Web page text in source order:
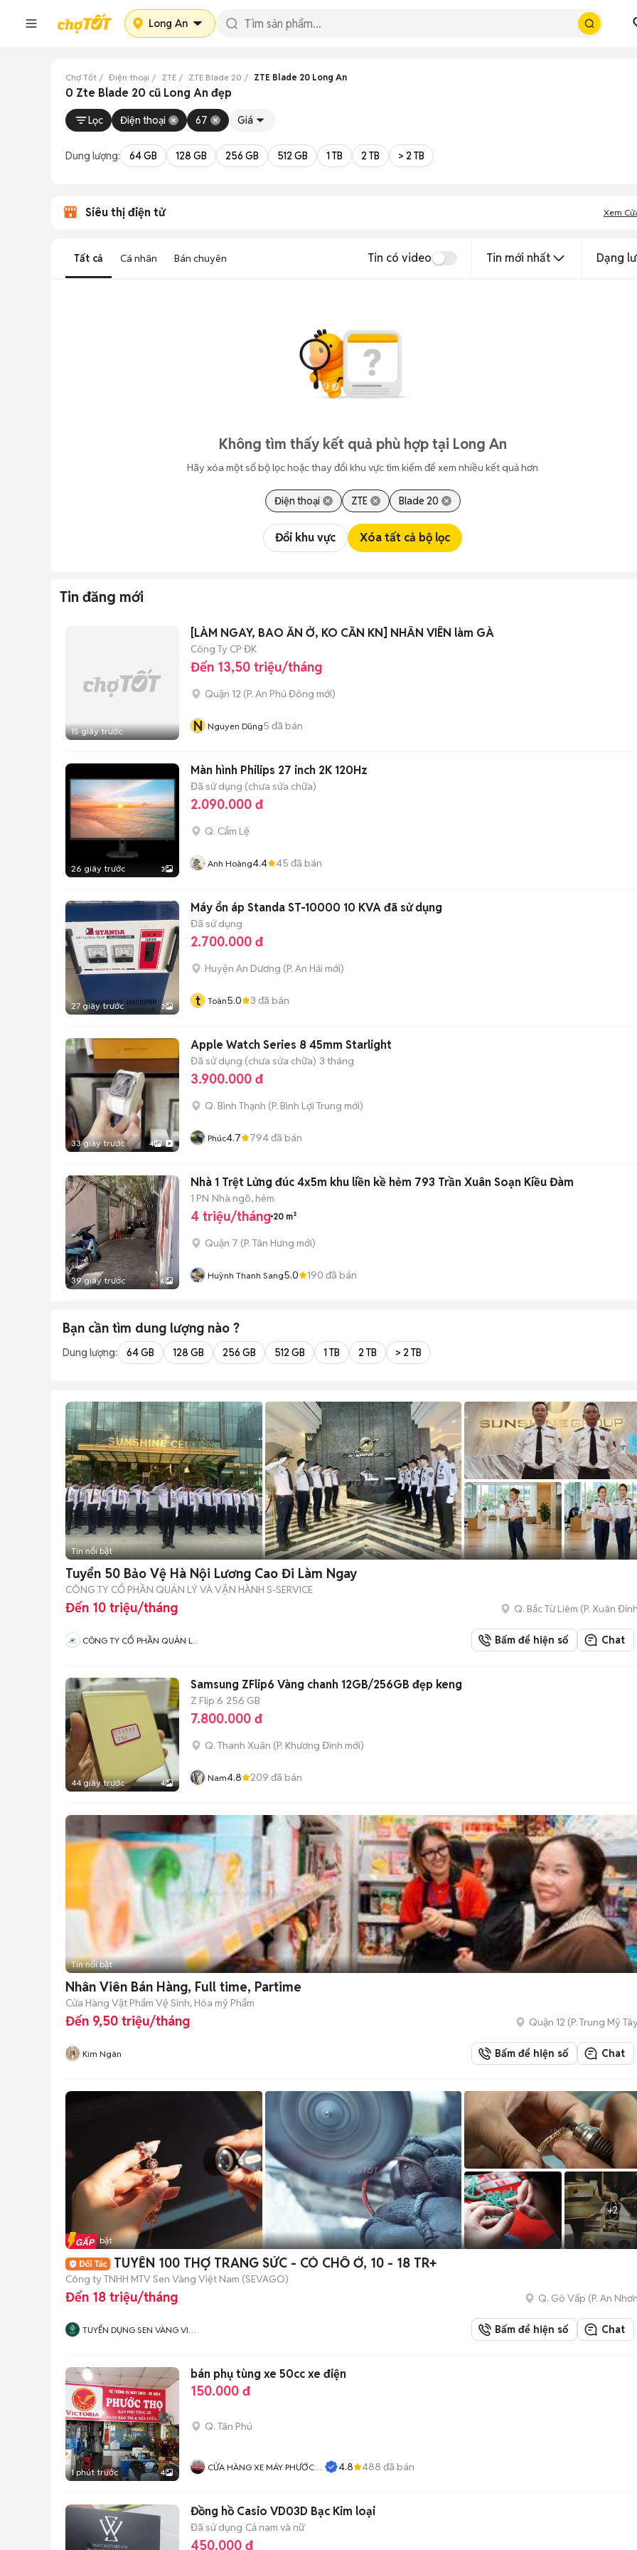
Long An
Chợ Tốt Điện thoại ZTE ZTE Blade 20 ZTE Blade 20 Long An
0 Zte Blade 20 cũ Long An đẹp
Lọc Điện thoại 67 Giá
Dung lượng: 64 GB 128 GB 256 GB 512 GB 1 TB 2 TB > 2 TB
Siêu thị điện tử Xem
Tất cả Cá nhân Bán chuyên Tin có video Tin mới nhất Dạng
Không tìm thấy kết quả phù hợp tại Long An
Hãy xóa một số bộ lọc hoặc thay đổi khu vực tìm kiếm để xem nhiều kết quả hơn
Điện thoại ZTE Blade 20
Đổi khu vực Xóa tất cả bộ lọc
Tin đăng mới
15 giây trước
[LÀM NGAY, BAO ĂN Ở, KO CẦN KN] NHÂN VIÊN làm GÀ
Công Ty CP ĐK
Đến 13,50 triệu/tháng
Quận 12 (P. An Phú Đông mới)
N Nguyen Dũng5 đã bán
26 giây trước 3
Màn hình Philips 27 inch 2K 120Hz
Đã sử dụng (chưa sửa chữa)
2.090.000 đ
Q. Cẩm Lệ
Anh Hoàng4.4 45 đã bán
27 giây trước 3
Máy ổn áp Standa ST-10000 10 KVA đã sử dụng
Đã sử dụng
2.700.000 đ
Huyện An Dương (P. An Hải mới)
t Toàn5.0 3 đã bán
33 giây trước 4
Apple Watch Series 8 45mm Starlight
Đã sử dụng (chưa sửa chữa) 3 tháng
3.900.000 đ
Q. Bình Thạnh (P. Bình Lợi Trung mới)
Phúc4.7 794đã bán
39 giây trước 6
Nhà 1 Trệt Lửng đúc 4x5m khu liền kề hẻm 793 Trần Xuân Soạn Kiều Đàm
1 PN Nhà ngõ, hẻm
4 triệu/tháng 20 m²
Quận 7 (P. Tân Hưng mới)
Huỳnh Thanh Sang5.0 190 đã bán
Bạn cần tìm dung lượng nào ?
Dung lượng: 64 GB 128 GB 256 GB 512 GB 1 TB 2 TB > 2 TB
Tin nổi bật
Tuyển 50 Bảo Vệ Hà Nội Lương Cao Đi Làm Ngay
CÔNG TY CỔ PHẦN QUẢN LÝ VÀ VẬN HÀNH S-SERVICE
Đến 10 triệu/tháng Q. Bắc Từ Liêm (P. Xuân
CÔNG TY CỔ PHẦN QUẢN LÝ
Bấm để hiện số Chat
44 giây trước 4
Samsung ZFlip6 Vàng chanh 12GB/256GB đẹp keng
Z Flip 6 256 GB
7.800.000 đ
Q. Thanh Xuân (P. Khương Đình mới)
Nam4.8 209 đã bán
Tin nổi bật
Nhân Viên Bán Hàng, Full time, Partime
Cửa Hàng Vật Phẩm Vệ Sinh, Hóa mỹ Phẩm
Đến 9,50 triệu/tháng Quận 12 (P. Trung Mỹ
Kim Ngân Bấm để hiện số Chat
+2
Tin nổi bật
TUYỂN 100 THỢ TRANG SỨC - CÓ CHỖ Ở, 10 - 18 TR+
Công ty TNHH MTV Sen Vàng Việt Nam (SEVAGO)
Đến 18 triệu/tháng Q. Gò Vấp (P. An
TUYỂN DỤNG SEN VÀNG VIỆT
Bấm để hiện số Chat
1 phút trước 4
bán phụ tùng xe 50cc xe điện
150.000 đ
Q. Tân Phú
CỬA HÀNG XE MÁY PHƯỚC
4.8 488 đã bán
Đồng hồ Casio VD03D Bạc Kim loại
Đã sử dụng Cả nam và nữ
450.000 đ